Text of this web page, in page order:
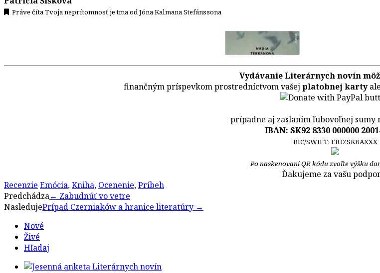
Práve číta Tvoja neprítomnosť je tma od Jóna Kalmana Stefánssona
Vydávanie Literárnych novín
finančným príspevkom prostredníctvom vašej platobnej karty
prípadne aj zaslaním ľubovoľnej sumy
IBAN: SK92 8330 000000
BIC/SWIFT: FIOZSKBAXXX
Po naskenovaní QR kódu zvoľte výšku
Ďakujeme za vašu
Recenzie Emócia,Kniha, Ocenenie,Príbeh
Post
navigation
Predchádza← Zabudnúť vo vetre
NasledujePrípad Czerniaków a hranice literatúry →
Nové
Živé
Hľadaj